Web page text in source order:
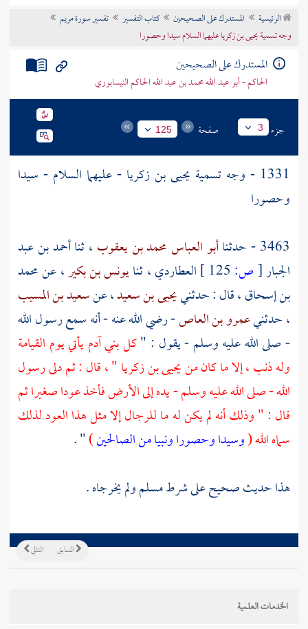
تراجم الأعلام
الرئيسية المستدرك على الصحيحين كتاب التفسير
تفسير سورة مريم
وجه تسمية يحيى بن زكريا عليهما السلام سيدا وحصورا
المستدرك على الصحيحين
الحاكم - أبو عبد الله محمد بن عبد الله الحاكم النيسابوري
جزء 3 صفحة 125
1331 - وجه تسمية يحيى بن زكريا - عليهما السلام - سيدا
وحصورا
3463 - حدثنا
أبو العباس محمد بن يعقوب ، ثناأحمد بن عبد
الجبار[ص: العطاردي، ثنايونس بن بكير، عنمحمد
بن إسحاق، قال : حدثنييحيى بن سعيد، عنسعيد بن المسيب
، حدثنيعمرو بن العاص- رضي الله عنه - أنه سمع رسول الله
- صلى الله عليه وسلم - يقول : "كل بني آدم يأتي يوم القيامة
وله ذنب ، إلا ما كان منيحيى بن زكريا" ، قال : ثم دلى رسول
الله - صلى الله عليه وسلم - يده إلى الأرض فأخذ عودا صغيرا ثم
قال : " وذلك أنه لم يكن له ما للرجال إلا مثل هذا العود لذلك
سماه الله (وسيدا وحصورا ونبيا من الصالحين)
" .
هذا حديث صحيح على شرطمسلمولم يخرجاه .
التالي السابق
الخدمات العلمية